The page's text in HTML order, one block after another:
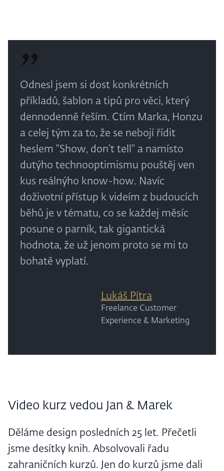
Odnesl jsem si dost konkrétních
příkladů, šablon a tipů pro věci, který
dennodenně řeším. Ctím Marka, Honzu
a celej tým za to, že se nebojí řídit
heslem "Show, don't tell" a namísto
dutýho technooptimismu pouštěj ven
kus reálnýho know-how. Navíc
doživotní přístup k videím z budoucích
běhů je v tématu, co se každej měsíc
posune o parník, tak gigantická
hodnota, že už jenom proto se mi to
bohatě vyplatí.
Lukáš Pítra
Freelance Customer
Experience & Marketing
Video kurz vedou Jan & Marek
Děláme design posledních 25 let. Přečetli
jsme desítky knih. Absolvovali řadu
zahraničních kurzů. Jen do kurzů jsme dali